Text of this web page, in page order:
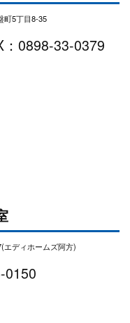
町5丁目8-35
0898-33-0379
エディホームズ阿方)
0150